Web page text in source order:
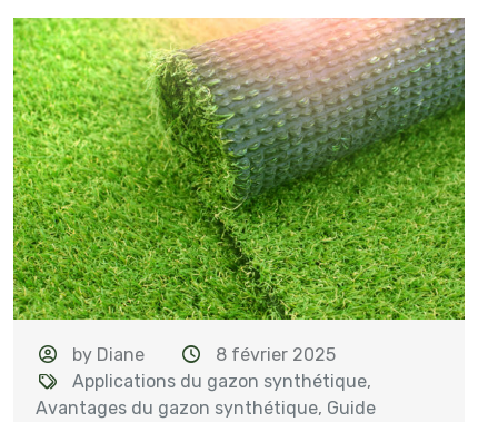
by Diane
8 février 2025
Applications du gazon synthétique,
Avantages du gazon synthétique, Guide